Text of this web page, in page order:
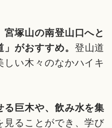
塚山の南登山口へと
がおすすめ。 登山道
い木々のなかハイキ
巨木や、飲み水を集
見ることができ、学び